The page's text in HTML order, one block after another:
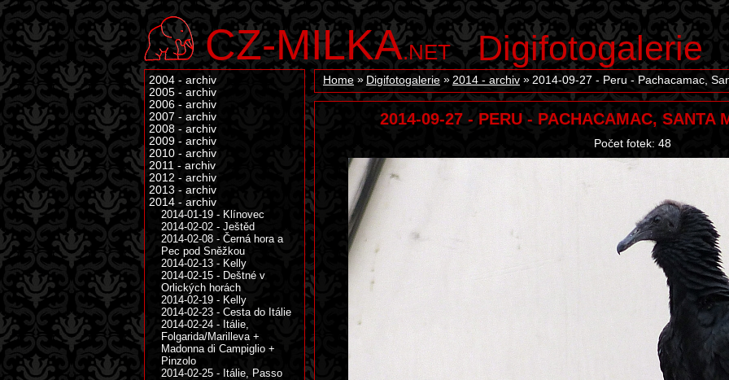
CZ-MILKA.NET Digifotogalerie
Home Digifotogalerie 2014 - archiv 2014-09-27 - Peru - Pachacamac,
2014-09-27 - PERU - PACHACAMAC, SANTA
Počet fotek: 48
2004 - archiv
2005 - archiv
2006 - archiv
2007 - archiv
2008 - archiv
2009 - archiv
2010 - archiv
2011 - archiv
2012 - archiv
2013 - archiv
2014 - archiv
2014-01-19 - Klínovec
2014-02-02 - Ještěd
2014-02-08 - Černá hora a
Pec pod Sněžkou
2014-02-13 - Kelly
2014-02-15 - Deštné v
Orlických horách
2014-02-19 - Kelly
2014-02-23 - Cesta do Itálie
2014-02-24 - Itálie,
Folgarida/Marilleva +
Madonna di Campiglio +
Pinzolo
2014-02-25 - Itálie, Passo